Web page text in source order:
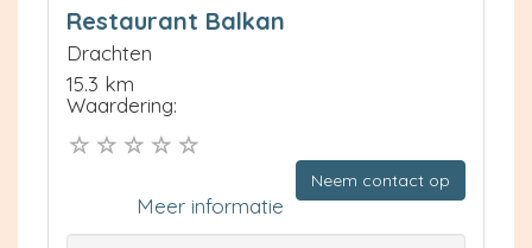
Restaurant Balkan
Drachten
15.3 km
Waardering:
Neem contact op
Meer informatie